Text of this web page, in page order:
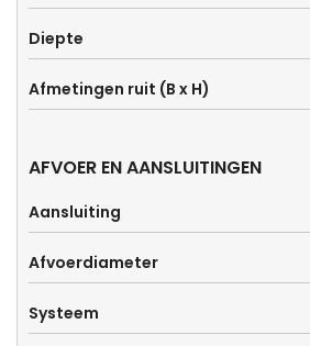
Diepte
Afmetingen ruit (B x H)
AFVOER EN AANSLUITINGEN
Aansluiting
Afvoerdiameter
Systeem